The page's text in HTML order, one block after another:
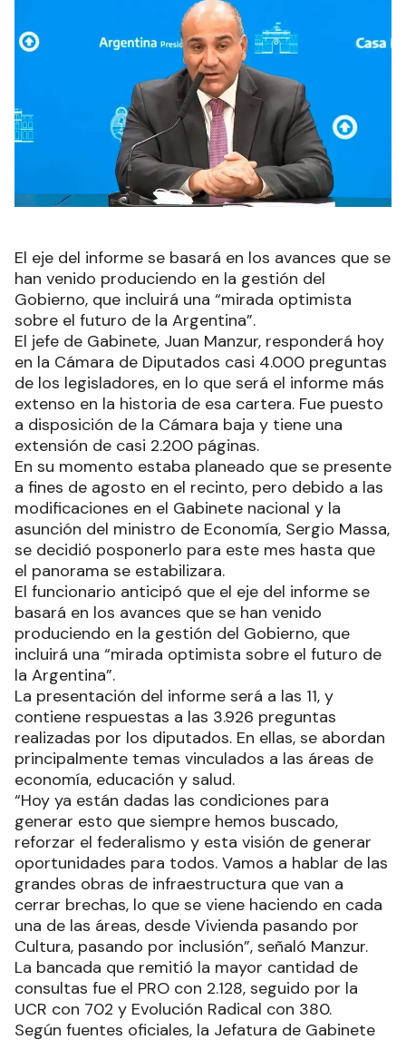
El eje del informe se basará en los avances que se
han venido produciendo en la gestión del
Gobierno, que incluirá una “mirada optimista
sobre el futuro de la Argentina”.
El jefe de Gabinete, Juan Manzur, responderá hoy
en la Cámara de Diputados casi 4.000 preguntas
de los legisladores, en lo que será el informe más
extenso en la historia de esa cartera. Fue puesto
a disposición de la Cámara baja y tiene una
extensión de casi 2.200 páginas.
En su momento estaba planeado que se presente
a fines de agosto en el recinto, pero debido a las
modificaciones en el Gabinete nacional y la
asunción del ministro de Economía, Sergio Massa,
se decidió posponerlo para este mes hasta que
el panorama se estabilizara.
El funcionario anticipó que el eje del informe se
basará en los avances que se han venido
produciendo en la gestión del Gobierno, que
incluirá una “mirada optimista sobre el futuro de
la Argentina”.
La presentación del informe será a las 11, y
contiene respuestas a las 3.926 preguntas
realizadas por los diputados. En ellas, se abordan
principalmente temas vinculados a las áreas de
economía, educación y salud.
“Hoy ya están dadas las condiciones para
generar esto que siempre hemos buscado,
reforzar el federalismo y esta visión de generar
oportunidades para todos. Vamos a hablar de las
grandes obras de infraestructura que van a
cerrar brechas, lo que se viene haciendo en cada
una de las áreas, desde Vivienda pasando por
Cultura, pasando por inclusión”, señaló Manzur.
La bancada que remitió la mayor cantidad de
consultas fue el PRO con 2.128, seguido por la
UCR con 702 y Evolución Radical con 380.
Según fuentes oficiales, la Jefatura de Gabinete